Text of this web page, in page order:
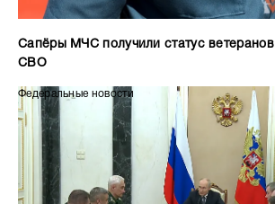
Сапёры МЧС получили статус ветеранов
СВО
Федеральные новости